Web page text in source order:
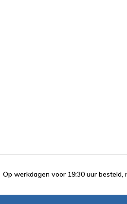
Op werkdagen voor 19:30 uur besteld,